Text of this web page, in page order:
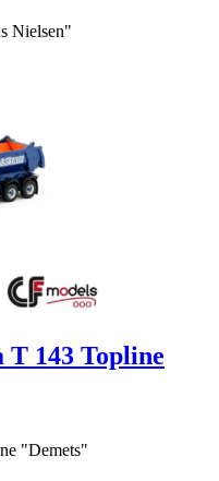
Nielsen"
T 143 Topline
"Demets"